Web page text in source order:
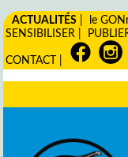
ACTUALITÉS le
SENSIBILISER
CONTACT